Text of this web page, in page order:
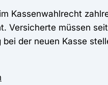
Kassenwahlrecht
Versicherte müssen
der neuen Kasse